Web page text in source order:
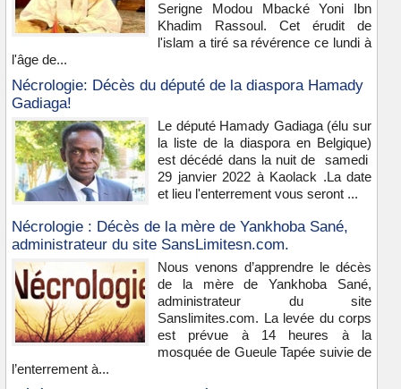
Serigne Modou Mbacké Yoni Ibn
Khadim Rassoul. Cet érudit de
l'islam a tiré sa révérence ce lundi à
l'âge de...
Nécrologie: Décès du député de la diaspora Hamady
Gadiaga!
Le député Hamady Gadiaga (élu sur
la liste de la diaspora en Belgique)
est décédé dans la nuit de samedi
29 janvier 2022 à Kaolack .La date
et lieu l'enterrement vous seront ...
Nécrologie : Décès de la mère de Yankhoba Sané,
administrateur du site SansLimitesn.com.
Nous venons d’apprendre le décès
de la mère de Yankhoba Sané,
administrateur du site
Sanslimites.com. La levée du corps
est prévue à 14 heures à la
mosquée de Gueule Tapée suivie de
l’enterrement à...